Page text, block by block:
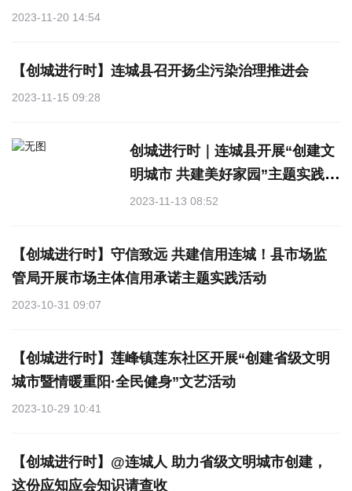
2023-11-20 14:54
【创城进行时】连城县召开扬尘污染治理推进会
2023-11-15 09:28
创城进行时｜连城县开展“创建文
明城市 共建美好家园”主题实践活
动
2023-11-13 08:52
【创城进行时】守信致远 共建信用连城！县市场监
管局开展市场主体信用承诺主题实践活动
2023-10-31 09:07
【创城进行时】莲峰镇莲东社区开展“创建省级文明
城市暨情暖重阳·全民健身”文艺活动
2023-10-29 10:41
【创城进行时】@连城人 助力省级文明城市创建，
这份应知应会知识请查收